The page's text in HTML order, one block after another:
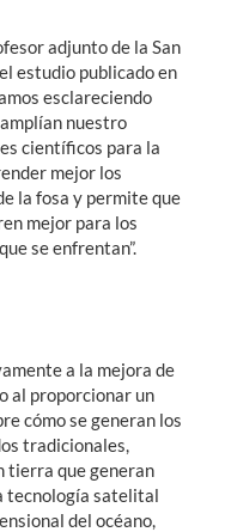
adjunto de la San
estudio publicado en
esclareciendo
nuestro
científicos para la
mejor los
la fosa y permite que
mejor para los
se enfrentan”.
a la mejora de
al proporcionar un
cómo se generan los
tradicionales,
tierra que generan
tecnología satelital
del océano,